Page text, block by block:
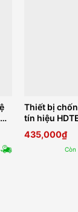
Thiết bị
tín hiệu
L6202FEP-
435,000₫
Còn